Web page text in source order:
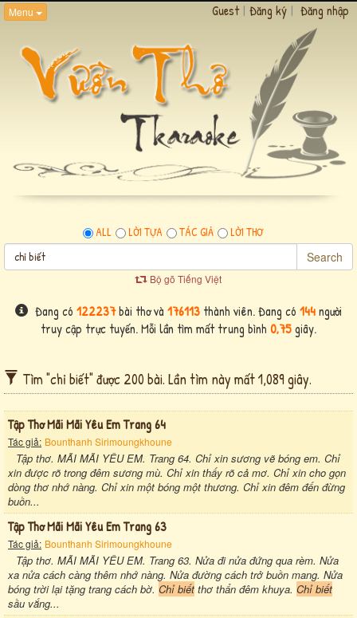
Menu Guest | Đăng ký | Đăng nhập
ALL LỜI TỰA TÁC GIẢ LỜI THƠ
Search
Bộ gõ Tiếng Việt
Đang có 122237bài thơ và 176113 thành viên. Đang có 144người
truy cập trực tuyến. Mỗi lần tìm mất trung bình 0,75giây.
Tìm "chỉ biết" được 200 bài. Lần tìm này mất 1,089 giây.
Tập Thơ Mãi Mãi Yêu Em Trang 64
Tác giả: Bounthanh Sirimoungkhoune
Tập thơ. MÃI MÃI YÊU EM. Trang 64. Chỉ xin sương vẽ bóng em. Chỉ
xin được rõ trong đêm sương mù. Chỉ xin thấy rõ cả mơ. Chỉ xin cho gọn
dòng thơ nhớ nàng. Chỉ xin một bóng một thương. Chỉ xin đêm đến đừng
buồn...
Tập Thơ Mãi Mãi Yêu Em Trang 63
Tác giả: Bounthanh Sirimoungkhoune
Tập thơ. MÃI MÃI YÊU EM. Trang 63. Nửa đi nửa đứng qua rèm. Nửa
xa nửa cách càng thêm nhớ nàng. Nửa đường cách trở buồn mang. Nửa
bóng trời lại tặng trang cách bờ. Chỉ biết thơ thẩn đêm khuya. Chỉ biết
sầu vắng...